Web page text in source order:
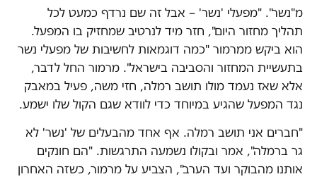
מ"נשר". "מפעלי 'נשר' – אבל זה שם נרדף כמעט לכל
תהליך מחזור היום", חזר מיד לנרטיב שמחזיק בו המפעל.
הוא ביקש ממרמור "כמה דוגמאות לחשיבות של מפעלי נשר
בתעשיית המחזור והסביבה בישראל". מרמור החל לדבר,
אלא שאז נעמד מולו תושב רמלה, חזי משה, פעיל במאבק
נגד המפעל שהגיע במיוחד כדי לוודא שגם הקול שלו ישמע.
"חברים אני תושב רמלה. אף אחד מהבעלים של 'נשר' לא
גר ברמלה", אמר ובקולו נשמעה התרגשות. "הם חונקים
אותנו מהבוקר ועד הערב", הצביע על מרמור, כשזה האחרון